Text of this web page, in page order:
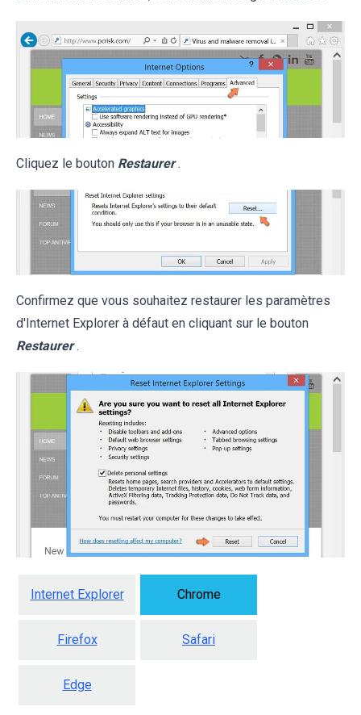
Cliquez le bouton Restaurer .
Confirmez que vous souhaitez restaurer les paramètres
d'Internet Explorer à défaut en cliquant sur le bouton
Restaurer .
Internet Explorer Chrome
Firefox Safari
Edge